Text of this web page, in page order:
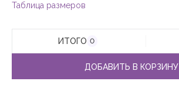
Таблица размеров
ИТОГО 0
ДОБАВИТЬ В КОРЗИНУ